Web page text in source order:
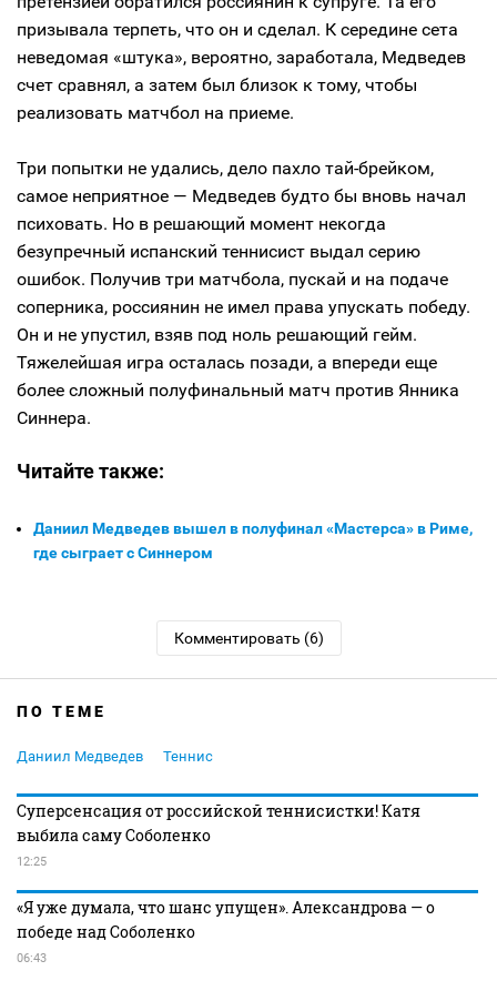
призывала терпеть, что он и сделал. К середине сета
неведомая «штука», вероятно, заработала, Медведев
счет сравнял, а затем был близок к тому, чтобы
реализовать матчбол на приеме.
Три попытки не удались, дело пахло тай-брейком,
самое неприятное — Медведев будто бы вновь начал
психовать. Но в решающий момент некогда
безупречный испанский теннисист выдал серию
ошибок. Получив три матчбола, пускай и на подаче
соперника, россиянин не имел права упускать победу.
Он и не упустил, взяв под ноль решающий гейм.
Тяжелейшая игра осталась позади, а впереди еще
более сложный полуфинальный матч против Янника
Синнера.
Читайте также:
Даниил Медведев вышел в полуфинал «Мастерса» в Риме,
где сыграет с Синнером
Комментировать (6)
ПО ТЕМЕ
Даниил Медведев Теннис
Суперсенсация от российской теннисистки! Катя
выбила саму Соболенко
12:25
«Я уже думала, что шанс упущен». Александрова — о
победе над Соболенко
06:43